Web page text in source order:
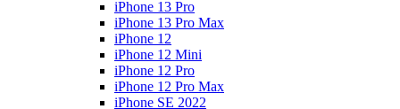
iPhone 13 Pro
iPhone 13 Pro Max
iPhone 12
iPhone 12 Mini
iPhone 12 Pro
iPhone 12 Pro Max
iPhone SE 2022